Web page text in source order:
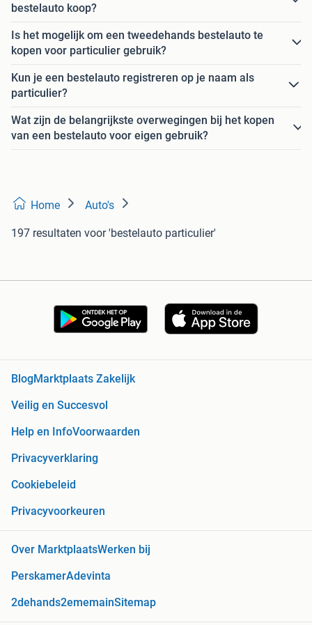
bestelauto koop?
Is het mogelijk om een tweedehands bestelauto te
kopen voor particulier gebruik?
Kun je een bestelauto registreren op je naam als
particulier?
Wat zijn de belangrijkste overwegingen bij het kopen
van een bestelauto voor eigen gebruik?
Home Auto's
197 resultaten voor 'bestelauto particulier'
BlogMarktplaats Zakelijk
Veilig en Succesvol
Help en InfoVoorwaarden
Privacyverklaring
Cookiebeleid
Privacyvoorkeuren
Over MarktplaatsWerken bij
PerskamerAdevinta
2dehands2ememainSitemap